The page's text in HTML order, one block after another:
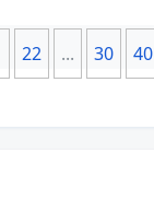
22 ... 30 40